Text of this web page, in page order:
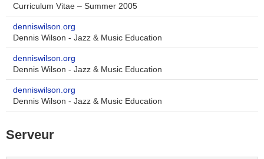
Curriculum Vitae – Summer 2005
denniswilson.org
Dennis Wilson - Jazz & Music Education
denniswilson.org
Dennis Wilson - Jazz & Music Education
denniswilson.org
Dennis Wilson - Jazz & Music Education
Serveur